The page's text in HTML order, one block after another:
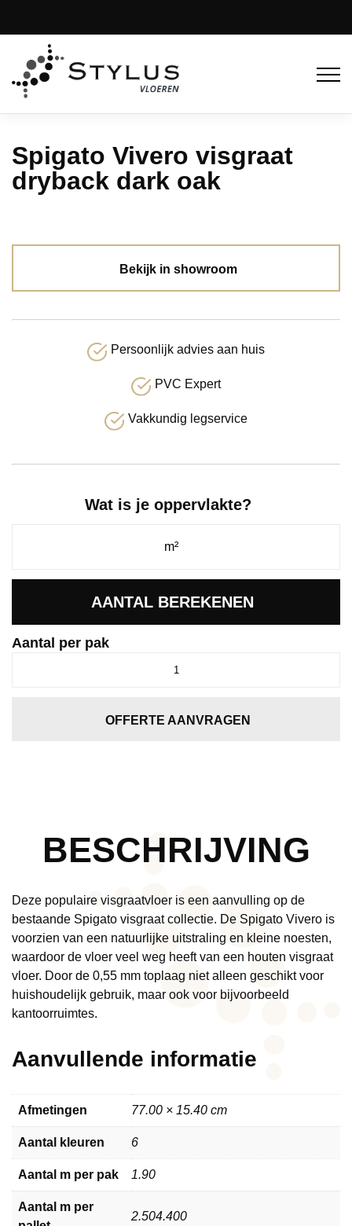
Spigato Vivero visgraat
dryback dark oak
Bekijk in showroom
Persoonlijk advies aan huis
PVC Expert
Vakkundig legservice
Wat is je oppervlakte?
AANTAL BEREKENEN
Aantal per pak
OFFERTE AANVRAGEN
BESCHRIJVING
Deze populaire visgraatvloer is een aanvulling op de
bestaande Spigato visgraat collectie. De Spigato Vivero is
voorzien van een natuurlijke uitstraling en kleine noesten,
waardoor de vloer veel weg heeft van een houten visgraat
vloer. Door de 0,55 mm toplaag niet alleen geschikt voor
huishoudelijk gebruik, maar ook voor bijvoorbeeld
kantoorruimtes.
Aanvullende informatie
Afmetingen 77.00 × 15.40 cm
Aantal kleuren 6
Aantal m per pak 1.90
Aantal m per
2.504.400